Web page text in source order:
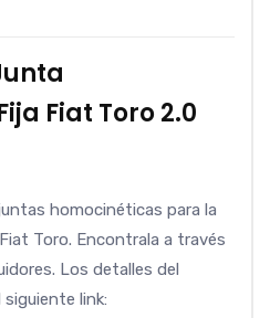
Fiat Toro 2.0
homocinéticas para la
Toro. Encontrala a través
Los detalles del
link: